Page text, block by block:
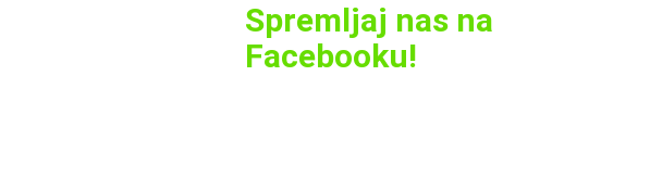
Spremljaj nas na
Facebooku!